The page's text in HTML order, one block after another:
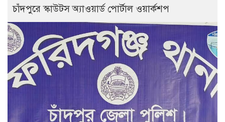
চাঁদপুরে স্কাউটস অ্যাওয়ার্ড পোর্টাল ওয়ার্কশপ